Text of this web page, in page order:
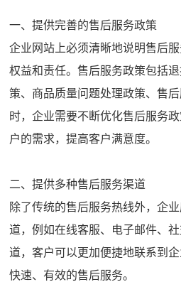
一、提供完善的售后服务政策
企业网站上必须清晰地说明售后
权益和责任。售后服务政策包括
策、商品质量问题处理政策、售
时，企业需要不断优化售后服务
户的需求，提高客户满意度。
二、提供多种售后服务渠道
除了传统的售后服务热线外，企
道，例如在线客服、电子邮件、
道，客户可以更加便捷地联系到
快速、有效的售后服务。